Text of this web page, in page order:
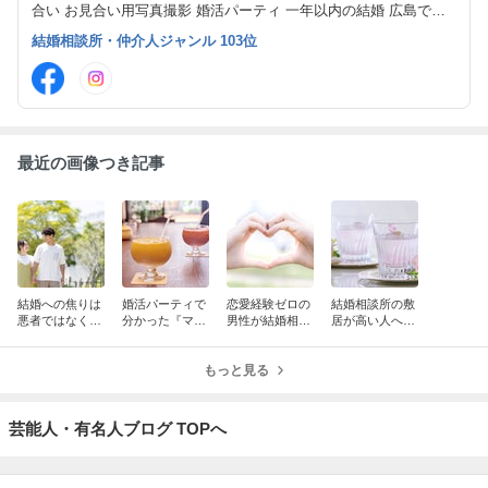
合い お見合い用写真撮影 婚活パーティ 一年以内の結婚 広島で結
婚 仲人ブログ 30代婚活 40代婚活 お見合い結婚 成婚率の高い結婚
相談所
結婚相談所・仲介人ジャンル 103位
最近の画像つき記事
結婚への焦りは
悪者ではなく、
婚活パーティで
分かった『マッ
恋愛経験ゼロの
男性が結婚相手
目に見える部分
結婚相談所の敷
居が高い人へ…
もっと見る
芸能人・有名人ブログ TOPへ